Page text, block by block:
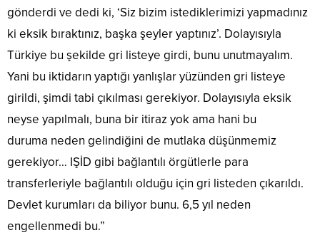
gönderdi ve dedi ki, ‘Siz bizim istediklerimizi yapmadınız
ki eksik bıraktınız, başka şeyler yaptınız’. Dolayısıyla
Türkiye bu şekilde gri listeye girdi, bunu unutmayalım.
Yani bu iktidarın yaptığı yanlışlar yüzünden gri listeye
girildi, şimdi tabi çıkılması gerekiyor. Dolayısıyla eksik
neyse yapılmalı, buna bir itiraz yok ama hani bu
duruma neden gelindiğini de mutlaka düşünmemiz
gerekiyor… IŞİD gibi bağlantılı örgütlerle para
transferleriyle bağlantılı olduğu için gri listeden çıkarıldı.
Devlet kurumları da biliyor bunu. 6,5 yıl neden
engellenmedi bu.”